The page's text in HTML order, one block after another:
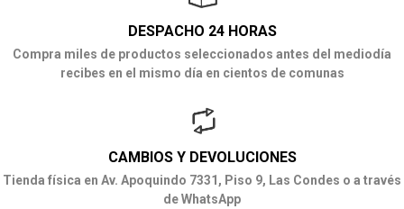
DESPACHO 24 HORAS
Compra miles de productos seleccionados antes del mediodía
recibes en el mismo día en cientos de comunas
CAMBIOS Y DEVOLUCIONES
Tienda física en Av. Apoquindo 7331, Piso 9, Las Condes o a través
de WhatsApp